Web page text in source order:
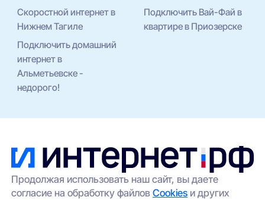
Скоростной интернет в
Нижнем Тагиле
Подключить Вай-Фай в
квартире в Приозерске
Подключить домашний
интернет в
Альметьевске -
недорого!
Продолжая использовать наш сайт, вы даете
согласие на обработку файловCookies и других